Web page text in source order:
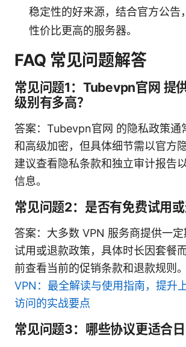
稳定性的好来源，结合官方公告
性价比更高的服务器。
FAQ 常见问题解答
常见问题1：Tubevpn官网 提
级别有多高？
答案：Tubevpn官网 的隐私政策通
和高级加密，但具体细节需以官方
建议查看隐私条款和独立审计报告
信息。
常见问题2：是否有免费试用或
答案：大多数 VPN 服务商提供一
试用或退款政策，具体时长因套餐
前查看当前的促销条款和退款规则。
VPN：最全解读与使用指南，提升
访问的实战要点
常见问题3：哪些协议更适合日